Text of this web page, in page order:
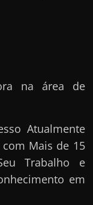
na área de
Atualmente
Mais de 15
Trabalho e
em